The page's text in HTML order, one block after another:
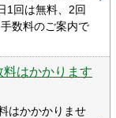
1回は無料、2回
数料のご案内で
はかかります
はかかかりませ